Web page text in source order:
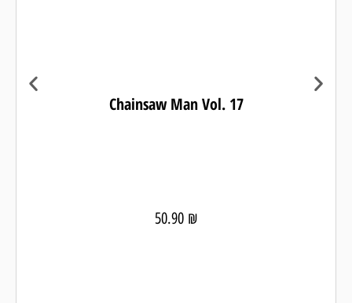
Chainsaw Man Vol. 17
50.90 ₪